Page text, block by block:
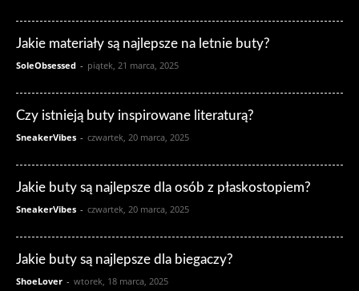
Jakie materiały są najlepsze na letnie buty?
SoleObsessed - piątek, 21 marca, 2025
Czy istnieją buty inspirowane literaturą?
SneakerVibes - czwartek, 20 marca, 2025
Jakie buty są najlepsze dla osób z płaskostopiem?
SneakerVibes - czwartek, 20 marca, 2025
Jakie buty są najlepsze dla biegaczy?
ShoeLover - wtorek, 18 marca, 2025